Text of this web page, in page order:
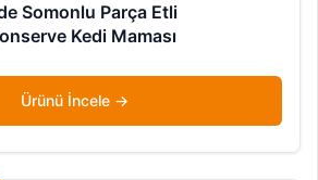
Somonlu Parça Etli
Kedi Maması
Ürünü İncele